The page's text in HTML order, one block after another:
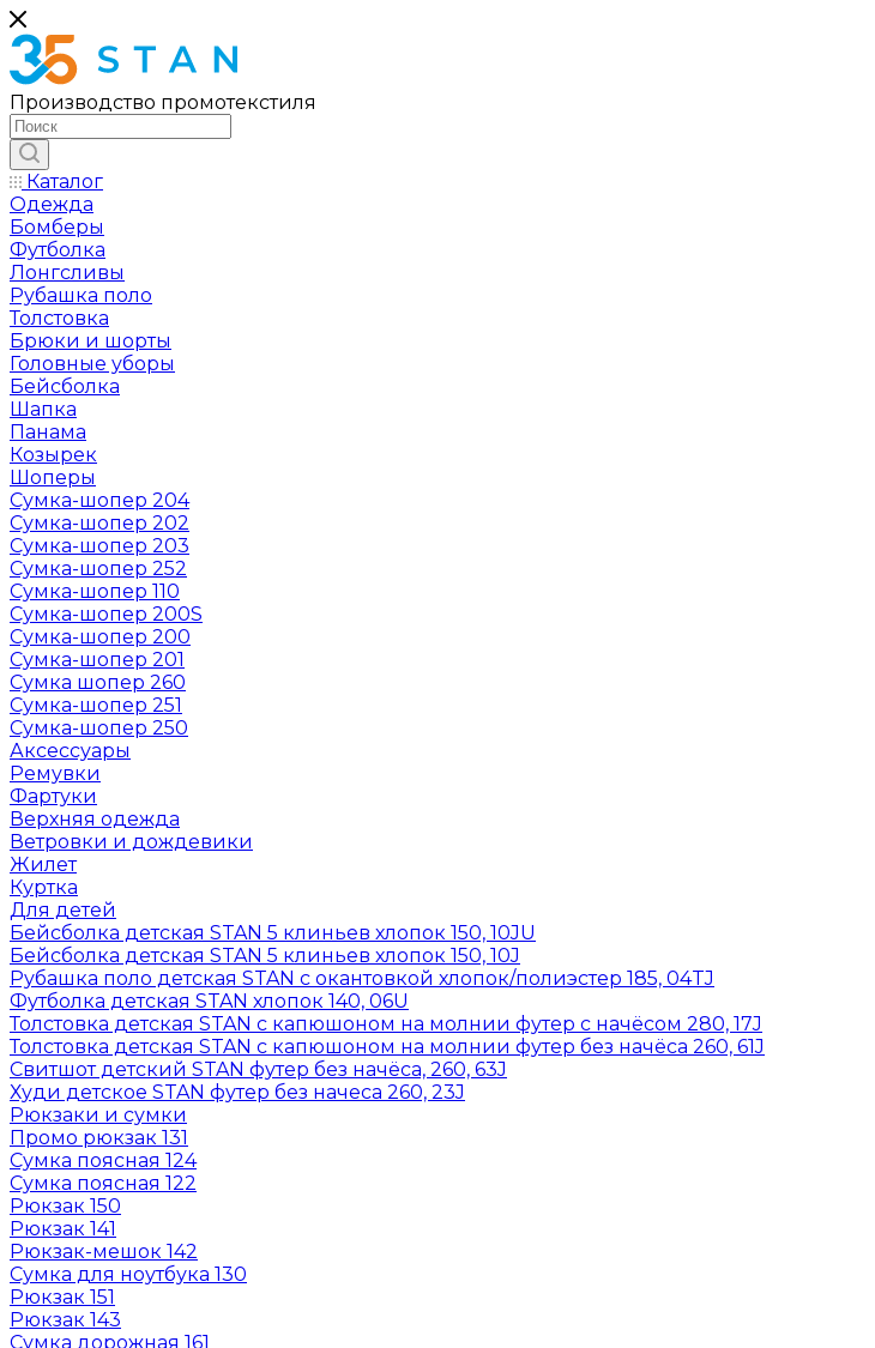
Производство промотекстиля
Каталог
Одежда
Бомберы
Футболка
Лонгсливы
Рубашка поло
Толстовка
Брюки и шорты
Головные уборы
Бейсболка
Шапка
Панама
Козырек
Шоперы
Сумка-шопер 204
Сумка-шопер 202
Сумка-шопер 203
Сумка-шопер 252
Сумка-шопер 110
Сумка-шопер 200S
Сумка-шопер 200
Сумка-шопер 201
Сумка шопер 260
Сумка-шопер 251
Сумка-шопер 250
Аксессуары
Ремувки
Фартуки
Верхняя одежда
Ветровки и дождевики
Жилет
Куртка
Для детей
Бейсболка детская STAN 5 клиньев хлопок 150, 10JU
Бейсболка детская STAN 5 клиньев хлопок 150, 10J
Рубашка поло детская STAN с окантовкой хлопок/полиэстер 185, 04TJ
Футболка детская STAN хлопок 140, 06U
Толстовка детская STAN с капюшоном на молнии футер с начёсом 280, 17J
Толстовка детская STAN с капюшоном на молнии футер без начёса 260, 61J
Свитшот детский STAN футер без начёса, 260, 63J
Худи детское STAN футер без начеса 260, 23J
Рюкзаки и сумки
Промо рюкзак 131
Сумка поясная 124
Сумка поясная 122
Рюкзак 150
Рюкзак 141
Рюкзак-мешок 142
Сумка для ноутбука 130
Рюкзак 151
Рюкзак 143
Сумка дорожная 161